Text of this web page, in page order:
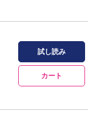
試し読み
カート